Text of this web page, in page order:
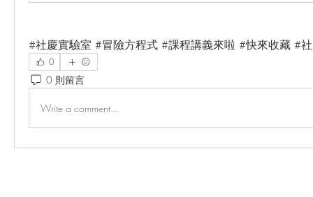
#社慶實驗室 #冒險方程式 #課程講義來啦 #快來收藏 #
0
0 則留言
Write a comment...